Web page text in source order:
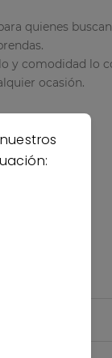
quienes
y comodidad lo
ocasión.